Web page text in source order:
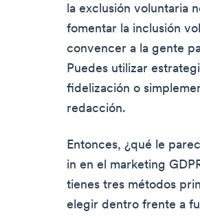
la exclusión voluntaria
fomentar la inclusión
convencer a la gente
Puedes utilizar
fidelización o
redacción.
Entonces, ¿qué le
in en el marketing
tienes tres métodos
elegir dentro frente a